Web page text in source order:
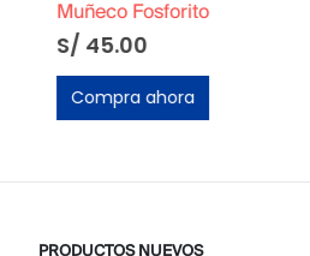
Muñeco Fosforito
S/45.00
Compra ahora
PRODUCTOS NUEVOS